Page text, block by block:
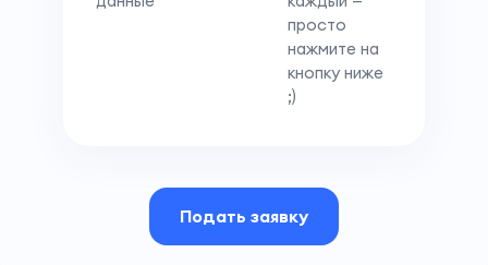
просто
нажмите на
кнопку ниже
;)
Подать заявку